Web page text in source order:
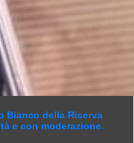
Bianco della Riserva
e con moderazione.